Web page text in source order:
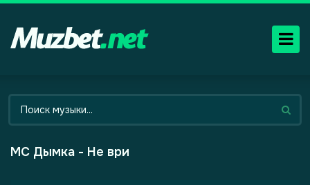
МС Дымка - Не ври